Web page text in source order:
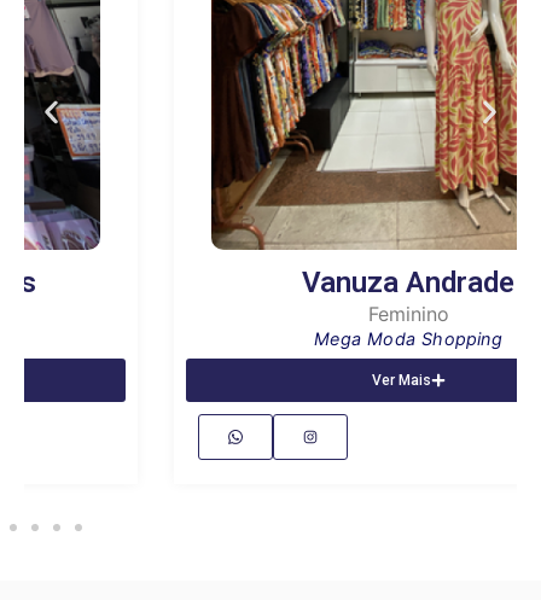
Vanuza Andrade
Mega Moda Shopping